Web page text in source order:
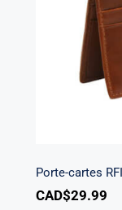
Porte-cartes
CAD$29.99